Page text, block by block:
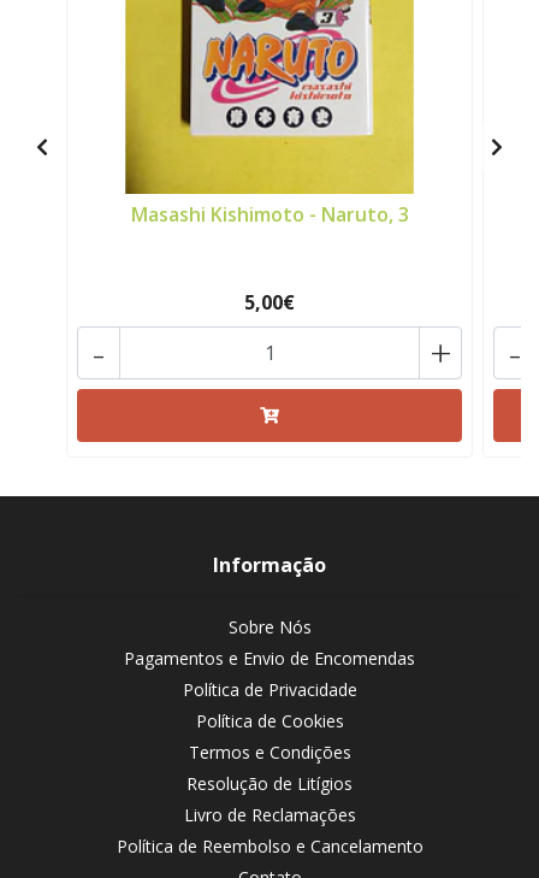
Masashi Kishimoto - Naruto, 3
5,00€
+
- -
Informação
Sobre Nós
Pagamentos e Envio de Encomendas
Política de Privacidade
Política de Cookies
Termos e Condições
Resolução de Litígios
Livro de Reclamações
Política de Reembolso e Cancelamento